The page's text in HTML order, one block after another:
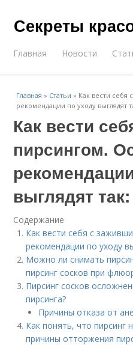
Секреты
Главная Новости
Главная » Статьи » Как вести
рекомендации по уходу выглядят
Как вести
пирсингом.
выглядят так:
Содержание
Как вести себя с
рекомендации по уходу
Можно ли снимать
пирсинг сосков при
Пирсинг сосков
пирсинга?
Причины отказа от
Как понять, что пирсинг
причины отторжения